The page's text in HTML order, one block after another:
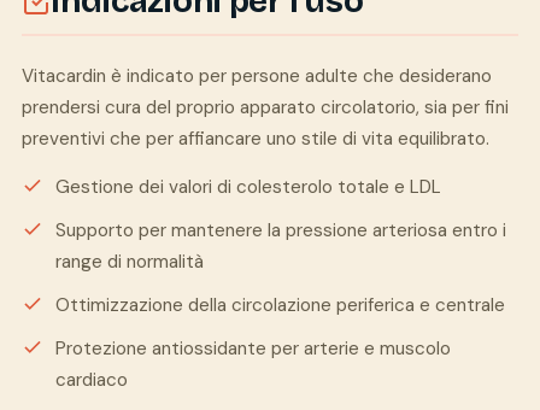
Vitacardin è indicato per persone adulte che desiderano
prendersi cura del proprio apparato circolatorio, sia per fini
preventivi che per affiancare uno stile di vita equilibrato.
Gestione dei valori di colesterolo totale e LDL
Supporto per mantenere la pressione arteriosa entro i
range di normalità
Ottimizzazione della circolazione periferica e centrale
Protezione antiossidante per arterie e muscolo
cardiaco